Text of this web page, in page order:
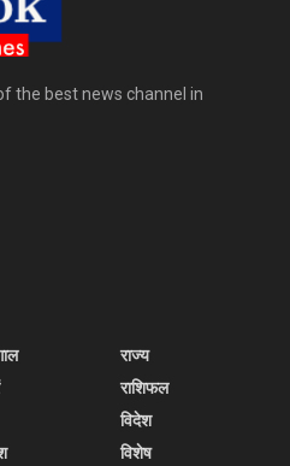
the best news channel in
राज्य
राशिफल
विदेश
विशेष